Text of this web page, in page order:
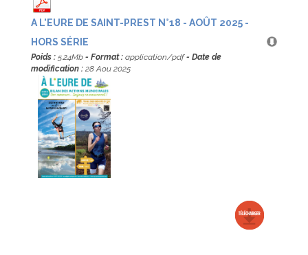
A L'EURE DE SAINT-PREST N°18 - AOÛT 2025 -
HORS SÉRIE
Poids : 5.24Mb - Format : application/pdf- Date de
modification : 28 Aou 2025